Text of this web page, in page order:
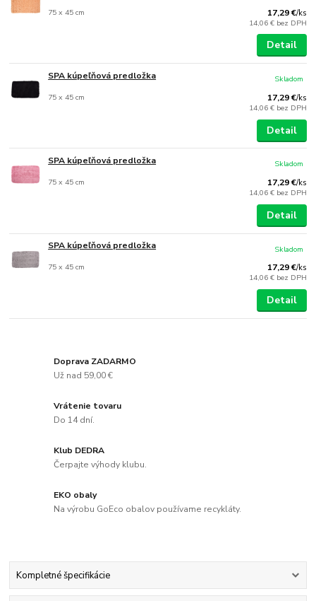
75 x 45 cm 17,29 €/ks
14,06 € bez DPH
Detail
SPA kúpeľňová predložka
75 x 45 cm 17,29 €/ks
14,06 € bez DPH
Skladom
Detail
SPA kúpeľňová predložka
75 x 45 cm 17,29 €/ks
14,06 € bez DPH
Skladom
Detail
SPA kúpeľňová predložka
75 x 45 cm 17,29 €/ks
14,06 € bez DPH
Skladom
Detail
Doprava ZADARMO
Už nad 59,00 €
Vrátenie tovaru
Do 14 dní.
Klub DEDRA
Čerpajte výhody klubu.
EKO obaly
Na výrobu GoEco obalov používame recykláty.
Kompletné špecifikácie